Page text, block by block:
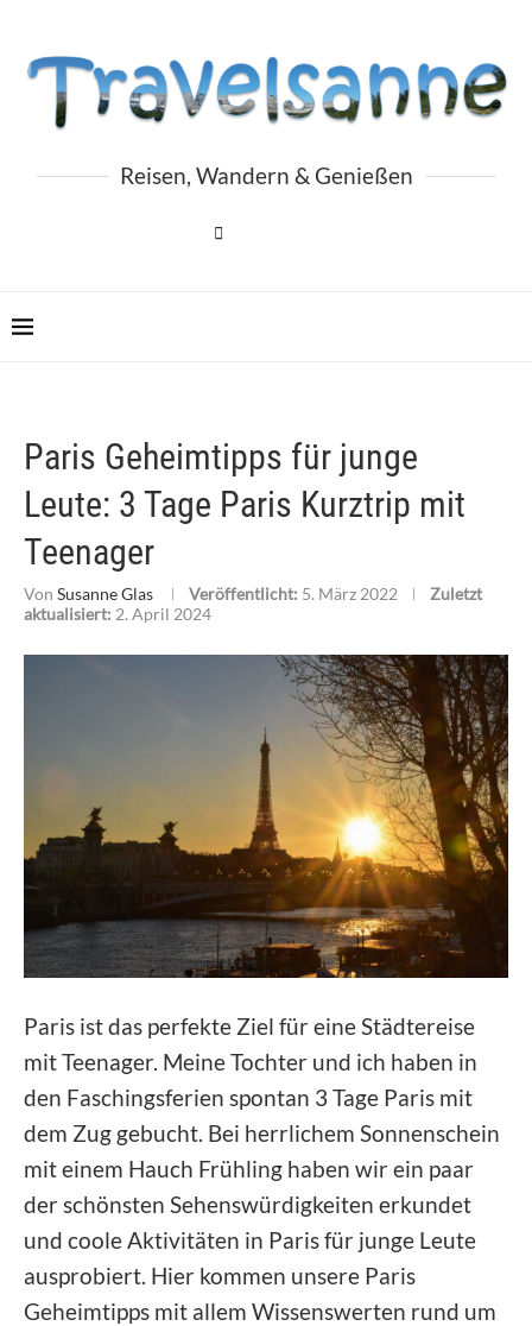
Reisen, Wandern & Genießen
Paris Geheimtipps für junge
Leute: 3 Tage Paris Kurztrip mit
Teenager
Von Susanne Glas Veröffentlicht: 5. März 2022
Zuletzt
aktualisiert: 2. April 2024
Paris ist das perfekte Ziel für eine Städtereise
mit Teenager. Meine Tochter und ich haben in
den Faschingsferien spontan 3 Tage Paris mit
dem Zug gebucht. Bei herrlichem Sonnenschein
mit einem Hauch Frühling haben wir ein paar
der schönsten Sehenswürdigkeiten erkundet
und coole Aktivitäten in Paris für junge Leute
ausprobiert. Hier kommen unsere Paris
Geheimtipps mit allem Wissenswerten rund um